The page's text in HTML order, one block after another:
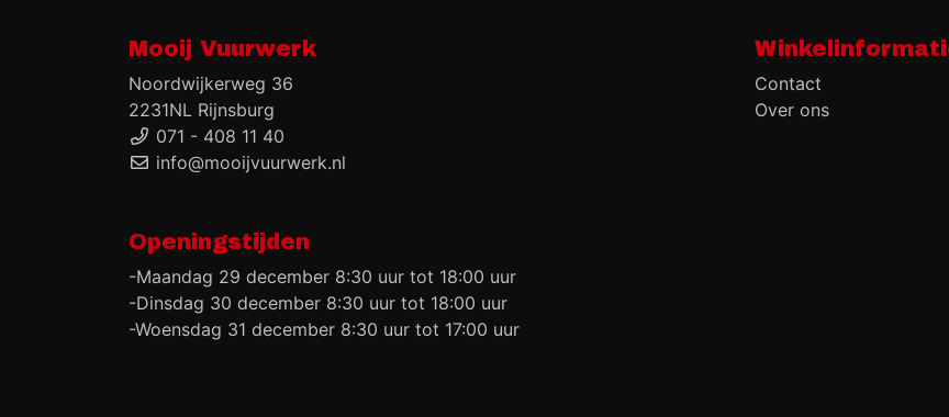
Mooij Vuurwerk
Noordwijkerweg 36
2231NL Rijnsburg
071 - 408 11 40
info@mooijvuurwerk.nl
Openingstijden
-Maandag 29 december 8:30 uur tot 18:00 uur
-Dinsdag 30 december 8:30 uur tot 18:00 uur
-Woensdag 31 december 8:30 uur tot 17:00 uur
Contact
Over ons